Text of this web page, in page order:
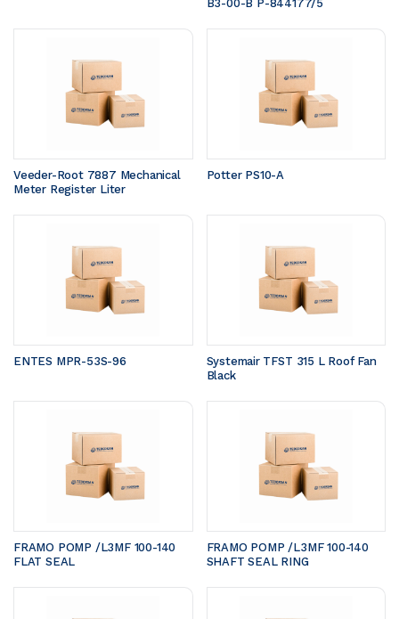
B3-00-B P-844177/5
Veeder-Root 7887 Mechanical
Meter Register Liter
Potter PS10-A
ENTES MPR-53S-96
Systemair TFST 315 L Roof Fan
Black
FRAMO POMP /L3MF 100-140
FLAT SEAL
FRAMO POMP /L3MF 100-140
SHAFT SEAL RING